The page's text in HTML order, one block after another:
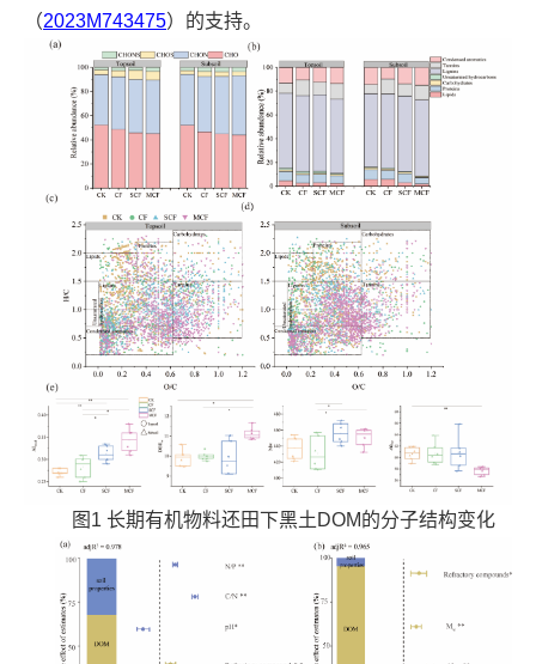
（2023M743475）的支持。
图1 长期有机物料还田下黑土DOM的分子结构变化